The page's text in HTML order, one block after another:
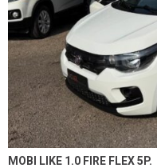
MOBI LIKE 1.0 FIRE FLEX 5P.